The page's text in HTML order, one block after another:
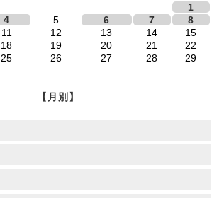
1
4 5 6 7
8
11 12 13 14
15
18 19 20 21
22
25 26 27 28
29
【月別】